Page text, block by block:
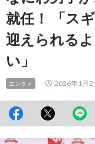
動
就任！ 「ス
迎えられる
い」
エンタメ 2026年1月